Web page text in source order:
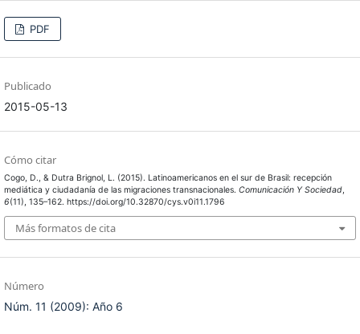
PDF
Publicado
2015-05-13
Cómo citar
Cogo, D., & Dutra Brignol, L. (2015). Latinoamericanos en el sur de Brasil: recepción
mediática y ciudadanía de las migraciones transnacionales. Comunicación Y Sociedad,
6(11), 135–162. https://doi.org/10.32870/cys.v0i11.1796
Más formatos de cita
Número
Núm. 11 (2009): Año 6